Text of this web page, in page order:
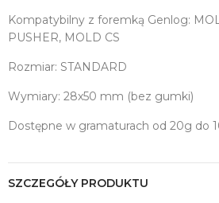
Kompatybilny z foremką Genlog:
PUSHER, MOLD CS
Rozmiar: STANDARD
Wymiary: 28x50 mm (bez gumki)
Dostępne w gramaturach od 20g do
SZCZEGÓŁY PRODUKTU